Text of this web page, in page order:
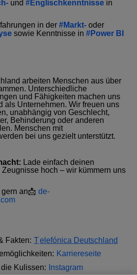
und #Englischkenntnisse in
in der #Markt- oder
sowie Kenntnisse in #Power BI
arbeiten Menschen aus über
Unterschiedliche
und Fähigkeiten machen uns
als Unternehmen. Wir freuen uns
unabhängig von Geschlecht,
Behinderung oder anderen
Menschen mit
bei uns gezielt unterstützt.
Lade einfach deinen
hoch – wir kümmern uns
an📩 de-
Fakten: Telefónica Deutschland
Karriereseite
Kulissen:
Instagram